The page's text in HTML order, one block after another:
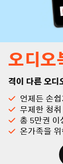
오디오
격이 다른 오디
언제든 손
무제한 청취
총 5만권
온가족을